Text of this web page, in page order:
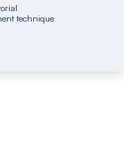
technique